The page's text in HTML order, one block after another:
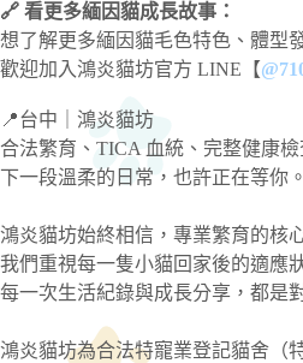
🔗 看更多緬因貓成長故事：
想了解更多緬因貓毛色特色、體型
歡迎加入鴻炎貓坊官方 LINE【
📍台中｜鴻炎貓坊
合法繁育、TICA 血統、完整健康
下一段溫柔的日常，也許正在等你。
鴻炎貓坊始終相信，專業繁育的核
我們重視每一隻小貓回家後的適應
每一次生活紀錄與成長分享，都是
鴻炎貓坊為合法特寵業登記貓舍（